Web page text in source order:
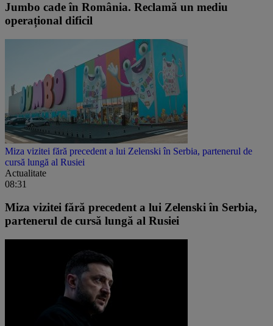
Jumbo cade în România. Reclamă un mediu
operațional dificil
Miza vizitei fără precedent a lui Zelenski în Serbia, partenerul de
cursă lungă al Rusiei
Actualitate
08:31
Miza vizitei fără precedent a lui Zelenski în Serbia,
partenerul de cursă lungă al Rusiei